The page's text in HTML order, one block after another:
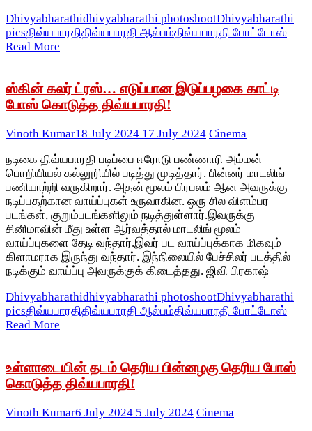
Dhivyabharathidhivyabharathi photoshootDhivyabharathi
picsதிவ்யபாரதிதிவ்யபாரதி ஆல்பம்திவ்யபாரதி போட்டோஸ்
Read More
ஸ்கின் கலர் ட்ரஸ்… எடுப்பான இடுப்பழகை காட்டி
போஸ் கொடுத்த திவ்யபாரதி!
Vinoth Kumar18 July 2024 17 July 2024 Cinema
நடிகை திவ்யபாரதி படிப்பை ஈரோடு பண்ணாரி அம்மன்
பொறியியல் கல்லூரியில் படித்து முடித்தார். பின்னர் மாடலிங்
பணியாற்றி வருகிறார். அதன் மூலம் பிரபலம் ஆன அவருக்கு
நடிப்பதற்கான வாய்ப்புகள் உருவாகின. ஒரு சில விளம்பர
படங்கள், குறும்படங்களிலும் நடித்துள்ளார்.இவருக்கு
சினிமாவின் மீது உள்ள ஆர்வத்தால் மாடலிங் மூலம்
வாய்ப்புகளை தேடி வந்தார்.இவர் பட வாய்ப்புக்காக மிகவும்
கிளாமராக இருந்து வந்தார். இந்நிலையில் பேச்சிலர் படத்தில்
நடிக்கும் வாய்ப்பு அவருக்குக் கிடைத்தது. ஜிவி பிரகாஷ்
Dhivyabharathidhivyabharathi photoshootDhivyabharathi
picsதிவ்யபாரதிதிவ்யபாரதி ஆல்பம்திவ்யபாரதி போட்டோஸ்
Read More
உள்ளாடையின் தடம் தெரிய பின்னழகு தெரிய போஸ்
கொடுத்த திவ்யபாரதி!
Vinoth Kumar6 July 2024 5 July 2024 Cinema